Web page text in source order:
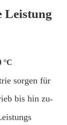
Leistung
°C
sorgen für
bis hin zu-